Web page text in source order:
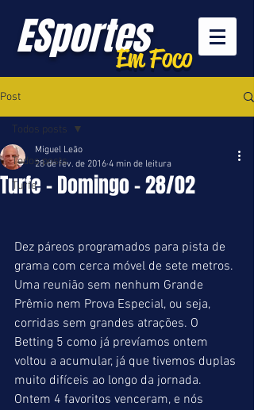
ESportesEm Foco
Post
Todos posts
Turfe
Todos posts
Turfe - Domingo - 28/02
Miguel Leão
28 de fev. de 2016 4 min de leitura
Dez páreos programados para pista de
grama com cerca móvel de sete metros.
Uma reunião sem nenhum Grande
Prêmio nem Prova Especial, ou seja,
corridas sem grandes atrações. O
Betting 5 como já prevíamos ontem
voltou a acumular, já que tivemos duplas
muito difíceis ao longo da jornada.
Ontem 4 favoritos venceram, e nós